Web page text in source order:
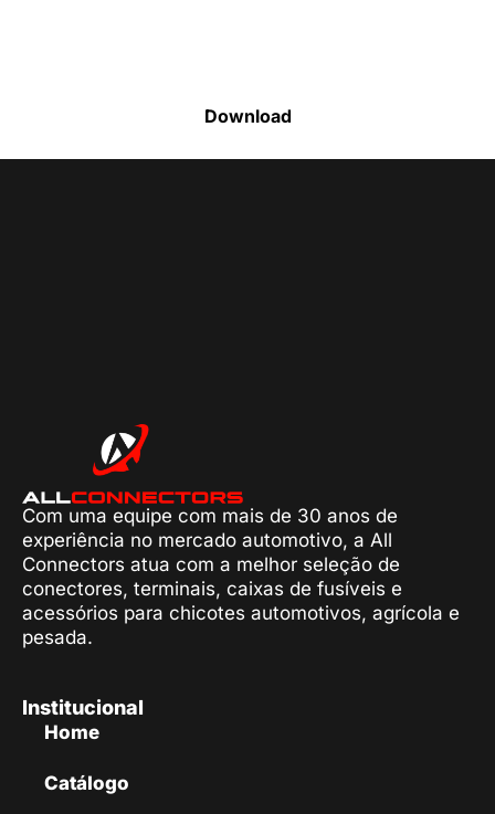
Download
Com uma equipe com mais de 30 anos de
experiência no mercado automotivo, a All
Connectors atua com a melhor seleção de
conectores, terminais, caixas de fusíveis e
acessórios para chicotes automotivos, agrícola e
pesada.
Institucional
Home
Catálogo